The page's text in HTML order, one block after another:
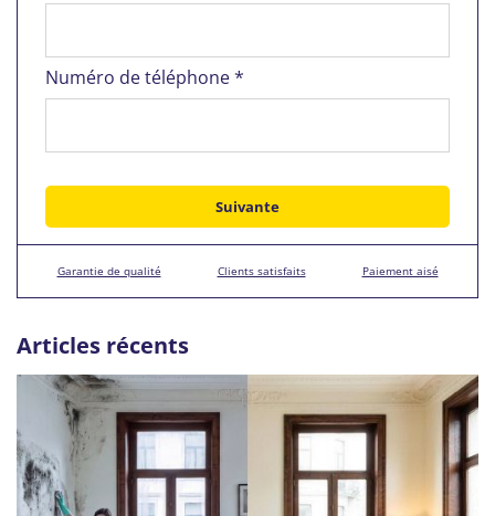
Numéro de téléphone *
Garantie de qualité Clients satisfaits Paiement aisé
Articles récents